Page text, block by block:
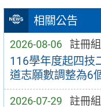
相關公告
2026-08-06 註冊組
116學年度起四技
道志願數調整為6
2026-07-29 註冊組